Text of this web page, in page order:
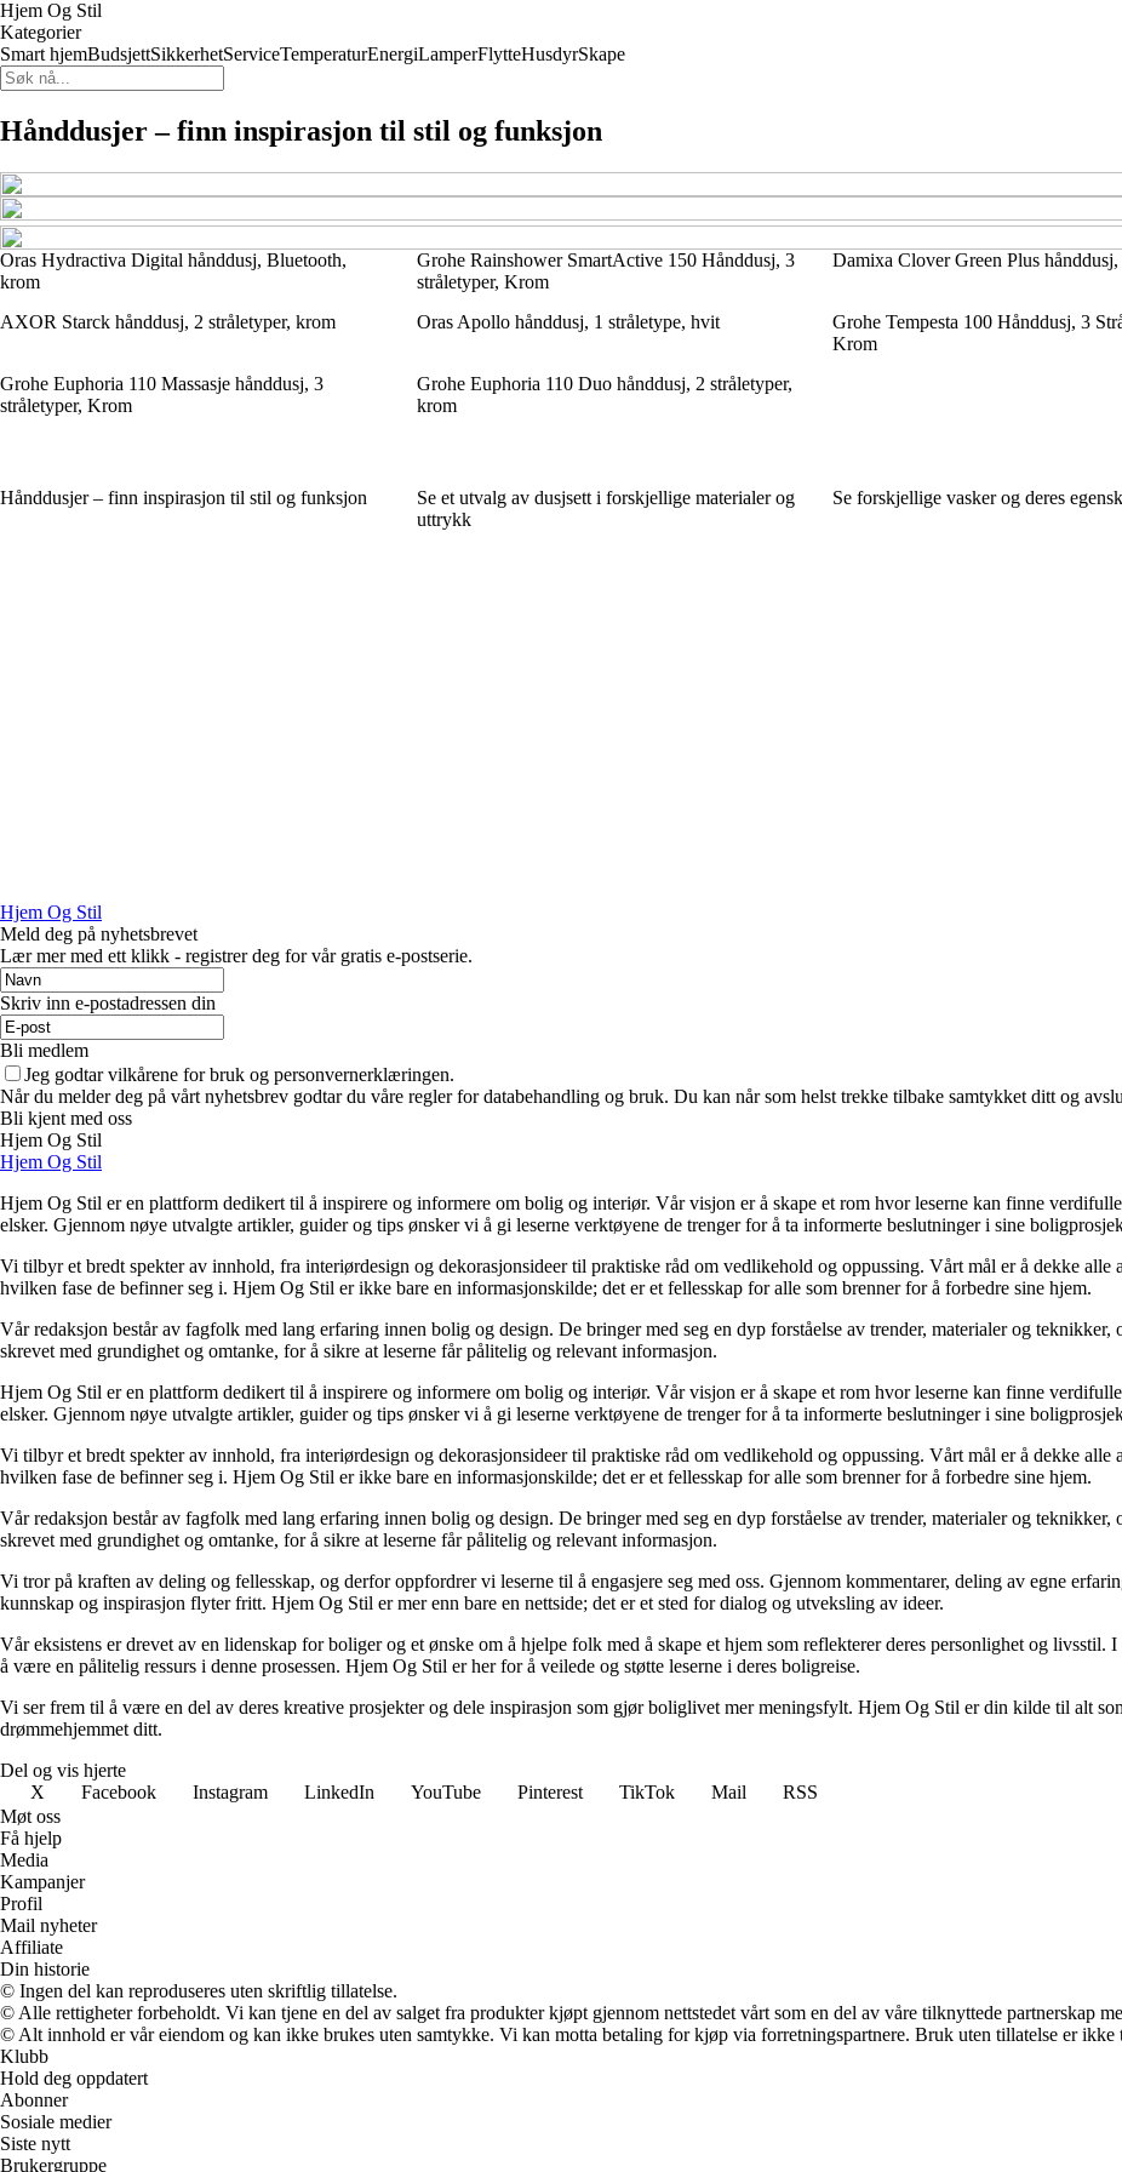
Hjem Og Stil
Kategorier
Smart hjemBudsjettSikkerhetServiceTemperaturEnergiLamperFlytteHusdyrSkape
Hånddusjer – finn inspirasjon til stil og funksjon
Oras Hydractiva Digital hånddusj, Bluetooth,
krom
Grohe Rainshower SmartActive 150 Hånddusj, 3
stråletyper, Krom
Damixa Clover Green Plus
AXOR Starck hånddusj, 2 stråletyper, krom
Oras Apollo hånddusj, 1 stråletype, hvit
Grohe Tempesta 100 Hånddusj, 3
Krom
Grohe Euphoria 110 Massasje hånddusj, 3
stråletyper, Krom
Grohe Euphoria 110 Duo hånddusj, 2 stråletyper,
krom
Hånddusjer – finn inspirasjon til stil og funksjon
Se et utvalg av dusjsett i forskjellige materialer og
uttrykk
Se forskjellige vasker og deres
Hjem Og Stil
Meld deg på nyhetsbrevet
Lær mer med ett klikk - registrer deg for vår gratis e-postserie.
Skriv inn e-postadressen din
Bli medlem
Jeg godtar vilkårene for bruk og personvernerklæringen.
Når du melder deg på vårt nyhetsbrev godtar du våre regler for databehandling og bruk. Du kan når som helst trekke tilbake samtykket ditt og
Bli kjent med oss
Hjem Og Stil
Hjem Og Stil
Hjem Og Stil er en plattform dedikert til å inspirere og informere om bolig og interiør. Vår visjon er å skape et rom hvor leserne kan finne
elsker. Gjennom nøye utvalgte artikler, guider og tips ønsker vi å gi leserne verktøyene de trenger for å ta informerte beslutninger i sine
Vi tilbyr et bredt spekter av innhold, fra interiørdesign og dekorasjonsideer til praktiske råd om vedlikehold og oppussing. Vårt mål er å dekke alle
hvilken fase de befinner seg i. Hjem Og Stil er ikke bare en informasjonskilde; det er et fellesskap for alle som brenner for å forbedre sine hjem.
Vår redaksjon består av fagfolk med lang erfaring innen bolig og design. De bringer med seg en dyp forståelse av trender, materialer og
skrevet med grundighet og omtanke, for å sikre at leserne får pålitelig og relevant informasjon.
Hjem Og Stil er en plattform dedikert til å inspirere og informere om bolig og interiør. Vår visjon er å skape et rom hvor leserne kan finne
elsker. Gjennom nøye utvalgte artikler, guider og tips ønsker vi å gi leserne verktøyene de trenger for å ta informerte beslutninger i sine
Vi tilbyr et bredt spekter av innhold, fra interiørdesign og dekorasjonsideer til praktiske råd om vedlikehold og oppussing. Vårt mål er å dekke alle
hvilken fase de befinner seg i. Hjem Og Stil er ikke bare en informasjonskilde; det er et fellesskap for alle som brenner for å forbedre sine hjem.
Vår redaksjon består av fagfolk med lang erfaring innen bolig og design. De bringer med seg en dyp forståelse av trender, materialer og
skrevet med grundighet og omtanke, for å sikre at leserne får pålitelig og relevant informasjon.
Vi tror på kraften av deling og fellesskap, og derfor oppfordrer vi leserne til å engasjere seg med oss. Gjennom kommentarer, deling av egne
kunnskap og inspirasjon flyter fritt. Hjem Og Stil er mer enn bare en nettside; det er et sted for dialog og utveksling av ideer.
Vår eksistens er drevet av en lidenskap for boliger og et ønske om å hjelpe folk med å skape et hjem som reflekterer deres personlighet og
å være en pålitelig ressurs i denne prosessen. Hjem Og Stil er her for å veilede og støtte leserne i deres boligreise.
Vi ser frem til å være en del av deres kreative prosjekter og dele inspirasjon som gjør boliglivet mer meningsfylt. Hjem Og Stil er din kilde til alt
drømmehjemmet ditt.
Del og vis hjerte
X
Facebook Instagram LinkedIn YouTube Pinterest TikTok Mail
RSS
Møt oss
Få hjelp
Media
Kampanjer
Profil
Mail nyheter
Affiliate
Din historie
© Ingen del kan reproduseres uten skriftlig tillatelse.
© Alle rettigheter forbeholdt. Vi kan tjene en del av salget fra produkter kjøpt gjennom nettstedet vårt som en del av våre tilknyttede partnerskap
© Alt innhold er vår eiendom og kan ikke brukes uten samtykke. Vi kan motta betaling for kjøp via forretningspartnere. Bruk uten tillatelse er ikke
Klubb
Hold deg oppdatert
Abonner
Sosiale medier
Siste nytt
Brukergruppe